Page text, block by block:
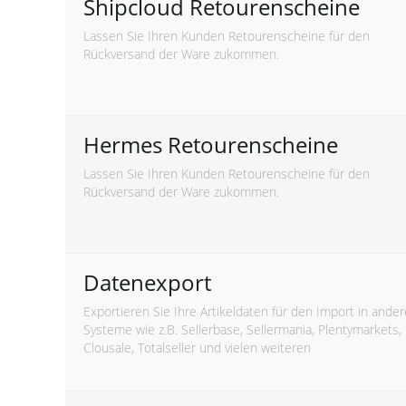
Shipcloud Retourenscheine
Lassen Sie Ihren Kunden Retourenscheine für den
Rückversand der Ware zukommen.
Hermes Retourenscheine
Lassen Sie Ihren Kunden Retourenscheine für den
Rückversand der Ware zukommen.
Datenexport
Exportieren Sie Ihre Artikeldaten für den Import in
Systeme wie z.B. Sellerbase, Sellermania, Plentymarkets,
Clousale, Totalseller und vielen weiteren